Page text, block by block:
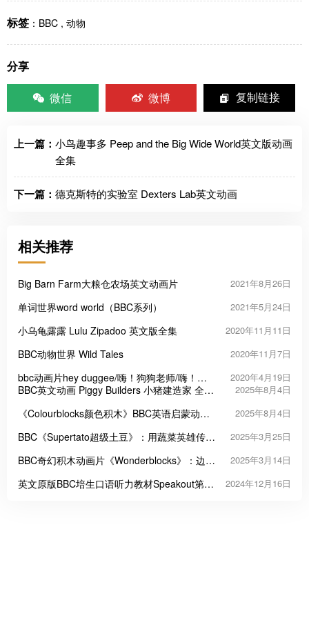
标签 ： BBC , 动物
分享
微信
微博 复制链接
上一篇： 小鸟趣事多 Peep and the Big Wide World英文版动画
全集
下一篇： 德克斯特的实验室 Dexters Lab英文动画
相关推荐
Big Barn Farm大粮仓农场英文动画片 2021年8月26日
单词世界word world（BBC系列） 2021年5月24日
小乌龟露露 Lulu Zipadoo 英文版全集 2020年11月11日
BBC动物世界 Wild Tales 2020年11月7日
bbc动画片hey duggee/嗨！狗狗老师/嗨！道
奇全2季104集英文原声带英文字幕
2020年4月19日
BBC英文动画 Piggy Builders 小猪建造家 全26
2025年8月4日
《Colourblocks颜色积木》BBC英语启蒙动画
2025年8月4日
BBC《Supertato超级土豆》：用蔬菜英雄传递
2025年3月25日
BBC奇幻积木动画片《Wonderblocks》：边玩
2025年3月14日
英文原版BBC培生口语听力教材Speakout第三
2024年12月16日